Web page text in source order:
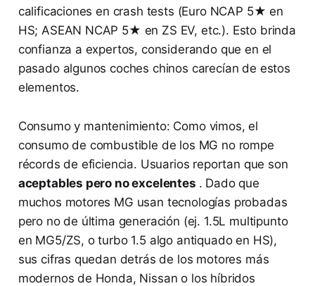
calificaciones en crash tests (Euro NCAP 5★ en
HS; ASEAN NCAP 5★ en ZS EV, etc.). Esto brinda
confianza a expertos, considerando que en el
pasado algunos coches chinos carecían de estos
elementos.
Consumo y mantenimiento: Como vimos, el
consumo de combustible de los MG no rompe
récords de eficiencia. Usuarios reportan que son
aceptables pero no excelentes . Dado que
muchos motores MG usan tecnologías probadas
pero no de última generación (ej. 1.5L multipunto
en MG5/ZS, o turbo 1.5 algo antiquado en HS),
sus cifras quedan detrás de los motores más
modernos de Honda, Nissan o los híbridos